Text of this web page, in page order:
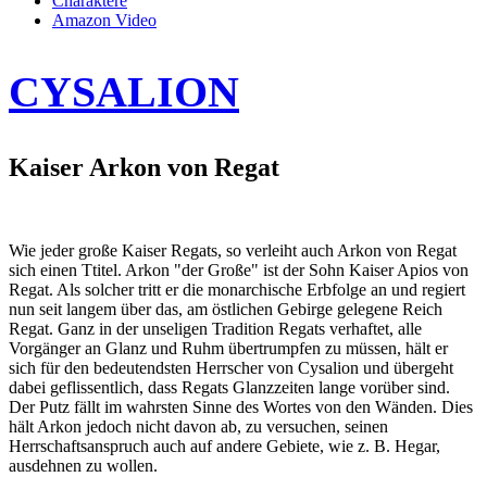
Amazon Video
CYSALION
Kaiser Arkon von Regat
Wie jeder große Kaiser Regats, so verleiht auch Arkon von Regat
sich einen Ttitel. Arkon "der Große" ist der Sohn Kaiser Apios von
Regat. Als solcher tritt er die monarchische Erbfolge an und regiert
nun seit langem über das, am östlichen Gebirge gelegene Reich
Regat. Ganz in der unseligen Tradition Regats verhaftet, alle
Vorgänger an Glanz und Ruhm übertrumpfen zu müssen, hält er
sich für den bedeutendsten Herrscher von Cysalion und übergeht
dabei geflissentlich, dass Regats Glanzzeiten lange vorüber sind.
Der Putz fällt im wahrsten Sinne des Wortes von den Wänden. Dies
hält Arkon jedoch nicht davon ab, zu versuchen, seinen
Herrschaftsanspruch auch auf andere Gebiete, wie z. B. Hegar,
ausdehnen zu wollen.